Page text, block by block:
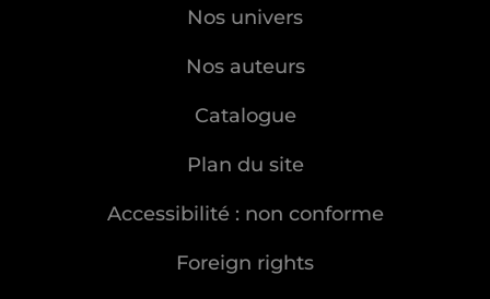
Nos univers
Nos auteurs
Catalogue
Plan du site
Accessibilité : non conforme
Foreign rights